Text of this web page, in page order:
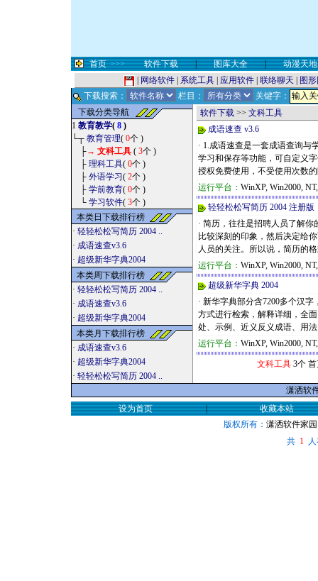
首页 >>> 软件下载 | 图库大全 |
动漫天地
网络软件 系统工具 应用软件 联络聊天
图
下载搜索：
栏目：
关键字：
下载分类导航
1 教育教学( 8 )
└┬ 教育管理( 0个 )
├→ 文科工具 ( 3个 )
├ 理科工具( 0个 )
├ 外语学习 ( 2个 )
├ 学前教育( 0个 )
└ 学习软件( 3个 )
本类日下载排行榜
· 轻轻松松写简历 2004 ..
· 成语速查v3.6
· 超级新华字典2004
本类周下载排行榜
· 轻轻松松写简历 2004 ..
· 成语速查v3.6
· 超级新华字典2004
本类月下载排行榜
· 成语速查v3.6
· 超级新华字典2004
· 轻轻松松写简历 2004 ..
软件下载 >> 文科工具
成语速查 v3.6
· 1.成语速查是一套成语查询
学习和保存等功能，可自定义
授权免费使用，不受使用次数
运行平台： WinXP, Win2000,
轻轻松松写简历 2004 注册版
· 简历，往往是招聘人员了解
比较深刻的印象，然后决定给
人员的关注。所以说，简历的
运行平台： WinXP, Win2000,
超级新华字典 2004
· 新华字典部分含7200多个汉
方式进行检索，解释详细，全
处、示例、近义反义成语、用
运行平台： WinXP, Win2000,
文科工具 3个
潇洒软
设为首页
|
收藏本站
版权所有： 潇洒软件家园
共